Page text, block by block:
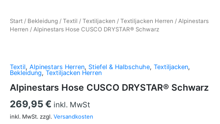
Start / Bekleidung / Textil / Textiljacken / Textiljacken Herren / Alpinestars
Herren / Alpinestars Hose CUSCO DRYSTAR® Schwarz
Textil, Alpinestars Herren, Stiefel & Halbschuhe, Textiljacken,
Bekleidung, Textiljacken Herren
Alpinestars Hose CUSCO DRYSTAR® Schwarz
269,95€ inkl. MwSt
inkl. MwSt. zzgl. Versandkosten